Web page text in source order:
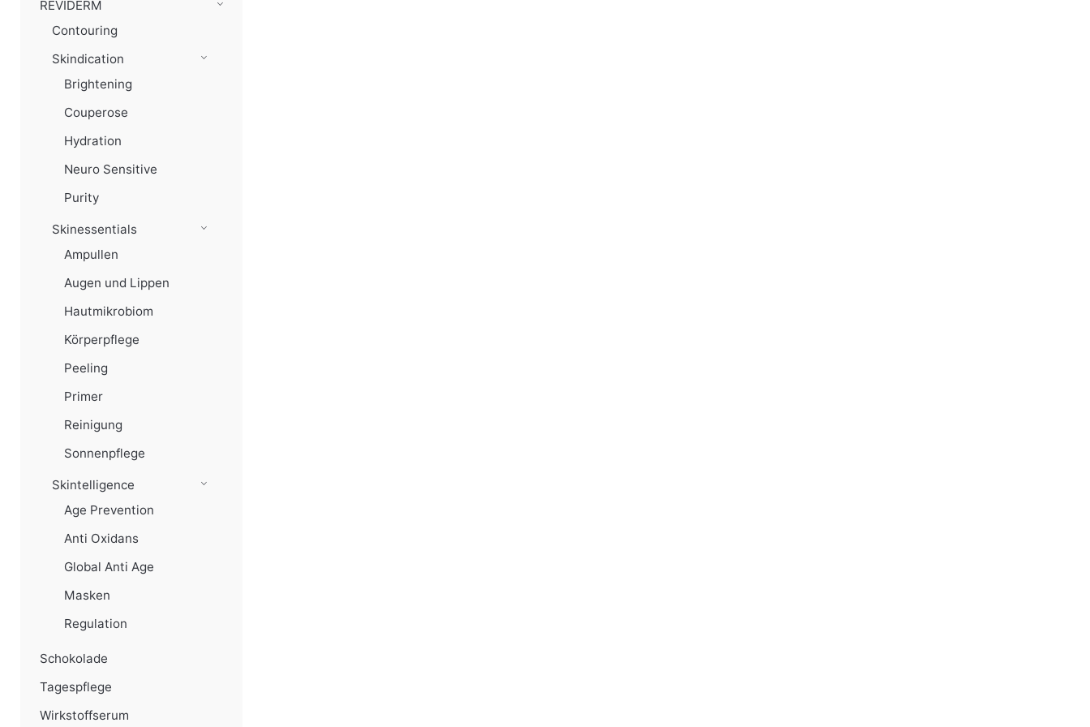
REVIDERM
Contouring
Skindication
Brightening
Couperose
Hydration
Neuro Sensitive
Purity
Skinessentials
Ampullen
Augen und Lippen
Hautmikrobiom
Körperpflege
Peeling
Primer
Reinigung
Sonnenpflege
Skintelligence
Age Prevention
Anti Oxidans
Global Anti Age
Masken
Regulation
Schokolade
Tagespflege
Wirkstoffserum